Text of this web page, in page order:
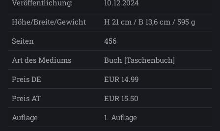
Veröffentlichung:
10.12.2024
Höhe/Breite/Gewicht
H 21 cm / B 13,6 cm / 595 g
Seiten
456
Art des Mediums
Buch [Taschenbuch]
Preis DE
EUR 14.99
Preis AT
EUR 15.50
Auflage
1. Auflage